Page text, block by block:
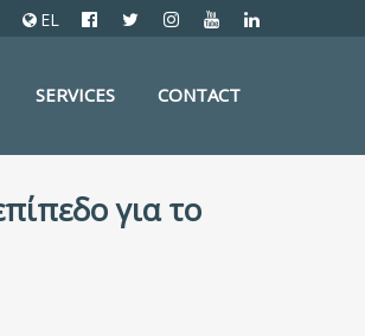
EL
SERVICES CONTACT
για το